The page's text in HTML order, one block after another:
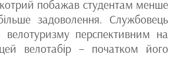
побажав студентам менше
задоволення. Службовець
перспективним на
велотабір – початком його